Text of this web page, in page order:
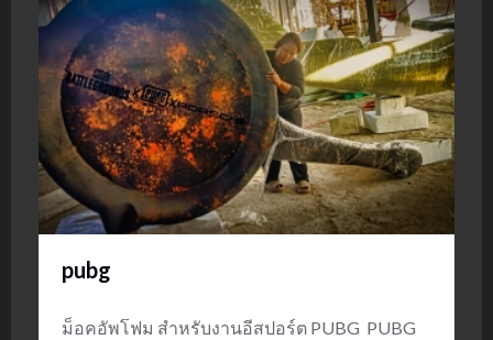
pubg
ม็อคอัพโฟม สำหรับงานอีสปอร์ต PUBG PUBG